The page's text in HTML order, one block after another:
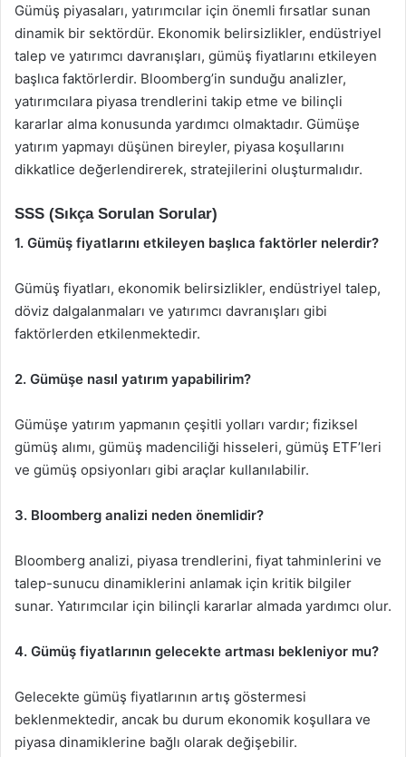
Gümüş piyasaları, yatırımcılar için önemli fırsatlar sunan
dinamik bir sektördür. Ekonomik belirsizlikler, endüstriyel
talep ve yatırımcı davranışları, gümüş fiyatlarını etkileyen
başlıca faktörlerdir. Bloomberg’in sunduğu analizler,
yatırımcılara piyasa trendlerini takip etme ve bilinçli
kararlar alma konusunda yardımcı olmaktadır. Gümüşe
yatırım yapmayı düşünen bireyler, piyasa koşullarını
dikkatlice değerlendirerek, stratejilerini oluşturmalıdır.
SSS (Sıkça Sorulan Sorular)
1. Gümüş fiyatlarını etkileyen başlıca faktörler nelerdir?
Gümüş fiyatları, ekonomik belirsizlikler, endüstriyel talep,
döviz dalgalanmaları ve yatırımcı davranışları gibi
faktörlerden etkilenmektedir.
2. Gümüşe nasıl yatırım yapabilirim?
Gümüşe yatırım yapmanın çeşitli yolları vardır; fiziksel
gümüş alımı, gümüş madenciliği hisseleri, gümüş ETF’leri
ve gümüş opsiyonları gibi araçlar kullanılabilir.
3. Bloomberg analizi neden önemlidir?
Bloomberg analizi, piyasa trendlerini, fiyat tahminlerini ve
talep-sunucu dinamiklerini anlamak için kritik bilgiler
sunar. Yatırımcılar için bilinçli kararlar almada yardımcı olur.
4. Gümüş fiyatlarının gelecekte artması bekleniyor mu?
Gelecekte gümüş fiyatlarının artış göstermesi
beklenmektedir, ancak bu durum ekonomik koşullara ve
piyasa dinamiklerine bağlı olarak değişebilir.